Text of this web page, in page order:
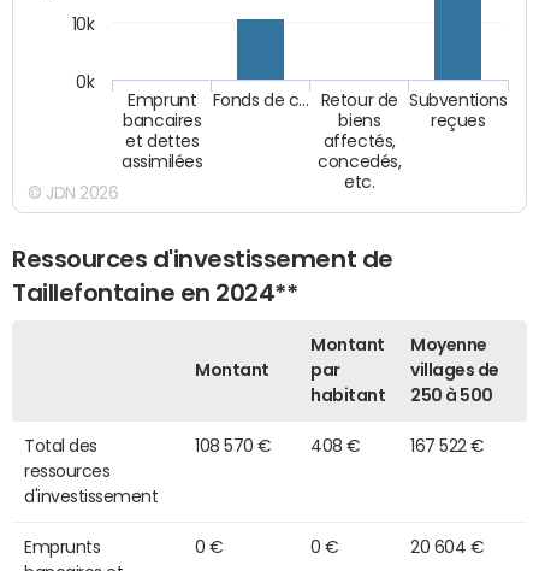
Emprunt
bancaires
et dettes
assimilées
Fonds de c…
Retour de
biens
affectés,
concedés,
etc.
Subventions
reçues
0k
10k
© JDN 2026
Ressources d'investissement de
Taillefontaine en 2024**
Montant
Montant
par
habitant
Moyenne
villages de
250 à 500
Total des
ressources
d'investissement
108 570 € 408 € 167 522 €
Emprunts
0 € 0 € 20 604 €